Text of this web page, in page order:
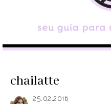
chailatte
25.02.2016